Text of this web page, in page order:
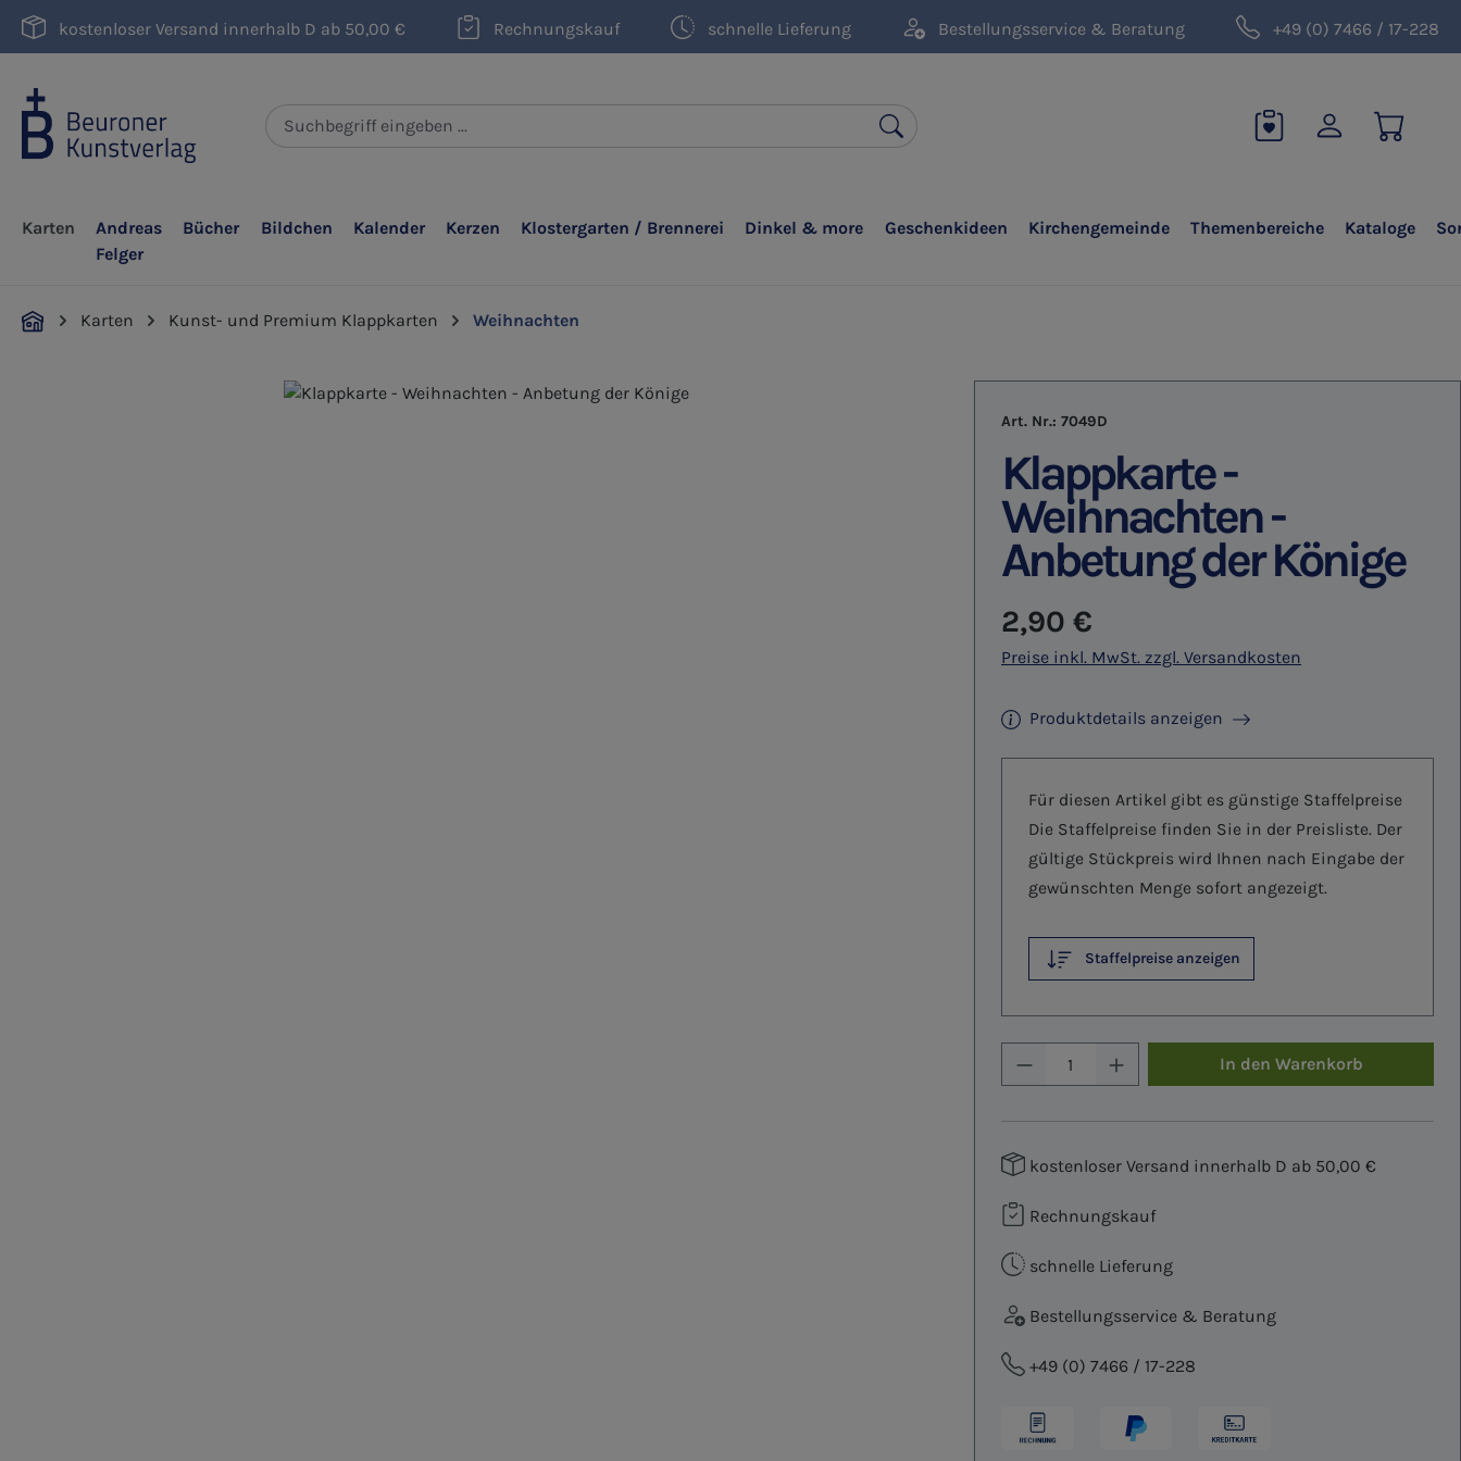
Hauptinhalt springen
Zur Suche springen
Zur Hauptnavigation springen
kostenloser Versand innerhalb D ab 50,00 € Rechnungskauf schnelle Lieferung Bestellungsservice & Beratung +49 (0) 7466 / 17-228
Karten
Andreas
Felger
Bücher Bildchen Kalender Kerzen Klostergarten / Brennerei Dinkel & more Geschenkideen Kirchengemeinde Themenbereiche Kataloge
Karten Kunst- und Premium Klappkarten Weihnachten
Art. Nr.: 7049D
Klappkarte -
Weihnachten -
Anbetung der Könige
Regulärer Preis:
2,90 €
Preise inkl. MwSt. zzgl. Versandkosten
Produktdetails anzeigen
Für diesen Artikel gibt es günstige Staffelpreise
Die Staffelpreise finden Sie in der Preisliste. Der
gültige Stückpreis wird Ihnen nach Eingabe der
gewünschten Menge sofort angezeigt.
Staffelpreise anzeigen
Produkt Anzahl: Gib den
In den Warenkorb
kostenloser Versand innerhalb D ab 50,00 €
Rechnungskauf
schnelle Lieferung
Bestellungsservice & Beratung
+49 (0) 7466 / 17-228